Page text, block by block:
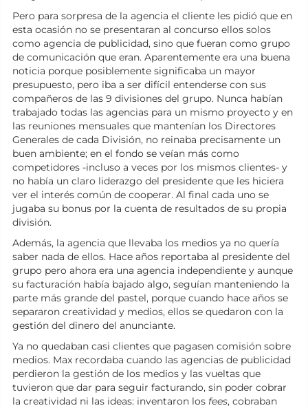
Pero para sorpresa de la agencia el cliente les pidió que en
esta ocasión no se presentaran al concurso ellos solos
como agencia de publicidad, sino que fueran como grupo
de comunicación que eran. Aparentemente era una buena
noticia porque posiblemente significaba un mayor
presupuesto, pero iba a ser difícil entenderse con sus
compañeros de las 9 divisiones del grupo. Nunca habían
trabajado todas las agencias para un mismo proyecto y en
las reuniones mensuales que mantenían los Directores
Generales de cada División, no reinaba precisamente un
buen ambiente; en el fondo se veían más como
competidores -incluso a veces por los mismos clientes- y
no había un claro liderazgo del presidente que les hiciera
ver el interés común de cooperar. Al final cada uno se
jugaba su bonus por la cuenta de resultados de su propia
división.
Además, la agencia que llevaba los medios ya no quería
saber nada de ellos. Hace años reportaba al presidente del
grupo pero ahora era una agencia independiente y aunque
su facturación había bajado algo, seguían manteniendo la
parte más grande del pastel, porque cuando hace años se
separaron creatividad y medios, ellos se quedaron con la
gestión del dinero del anunciante.
Ya no quedaban casi clientes que pagasen comisión sobre
medios. Max recordaba cuando las agencias de publicidad
perdieron la gestión de los medios y las vueltas que
tuvieron que dar para seguir facturando, sin poder cobrar
la creatividad ni las ideas: inventaron los fees, cobraban